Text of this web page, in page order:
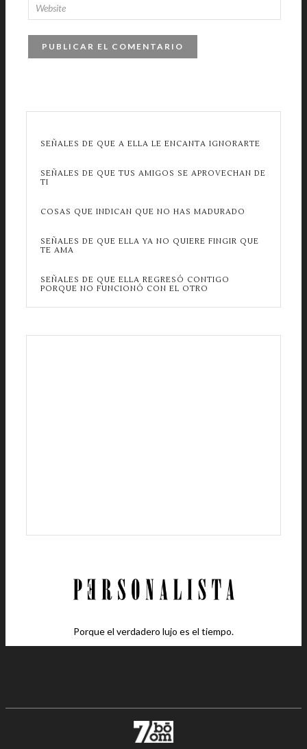
SEÑALES DE QUE A ELLA LE ENCANTA IGNORARTE
SEÑALES DE QUE TUS AMIGOS SE APROVECHAN DE
TI
COSAS QUE INDICAN QUE NO HAS MADURADO
SEÑALES DE QUE ELLA YA NO QUIERE FINGIR QUE
TE AMA
SEÑALES DE QUE ELLA REGRESÓ CONTIGO
PORQUE NO FUNCIONÓ CON EL OTRO
Porque el verdadero lujo es el tiempo.